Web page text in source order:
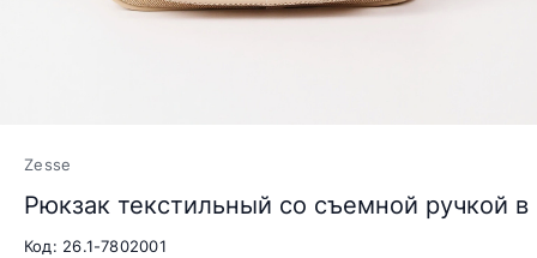
Zesse
Рюкзак текстильный со съемной ручкой в
Код: 26.1-7802001